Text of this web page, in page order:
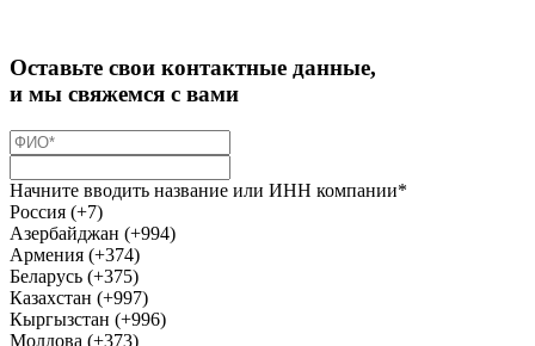
Оставьте свои контактные данные,
и мы свяжемся с вами
Начните вводить название или ИНН компании*
Россия (+7)
Азербайджан (+994)
Армения (+374)
Беларусь (+375)
Казахстан (+997)
Кыргызстан (+996)
Молдова (+373)